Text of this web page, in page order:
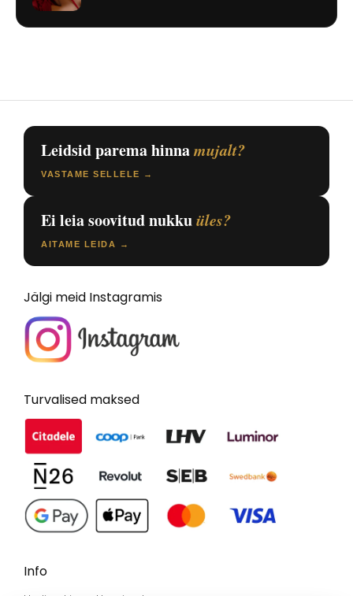
Leidsid parema hinnamujalt?
VASTAME SELLELE →
Ei leia soovitud nukkuüles?
AITAME LEIDA →
Jälgi meid Instagramis
Turvalised maksed
Info